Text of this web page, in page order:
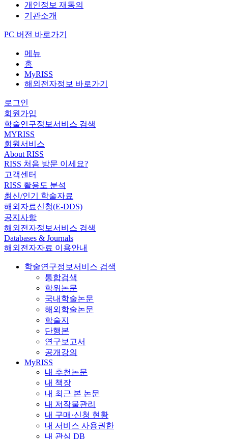
개인정보 재동의
기관소개
PC 버전 바로가기
메뉴
홈
MyRISS
해외전자정보 바로가기
로그인
회원가입
학술연구정보서비스 검색
MYRISS
회원서비스
About RISS
RISS 처음 방문 이세요?
고객센터
RISS 활용도 분석
최신/인기 학술자료
해외자료신청(E-DDS)
공지사항
해외전자정보서비스 검색
Databases & Journals
해외전자자료 이용안내
학술연구정보서비스 검색
통합검색
학위논문
국내학술논문
해외학술논문
학술지
단행본
연구보고서
공개강의
MyRISS
내 추천논문
내 책장
내 최근 본 논문
내 저작물관리
내 구매·신청 현황
내 서비스 사용권한
내 관심 DB